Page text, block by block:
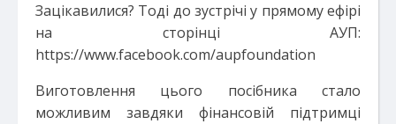
Зацікавилися? Тоді до зустрічі у прямому ефірі
на сторінці АУП:
https://www.facebook.com/aupfoundation
Виготовлення цього посібника стало
можливим завдяки фінансовій підтримці